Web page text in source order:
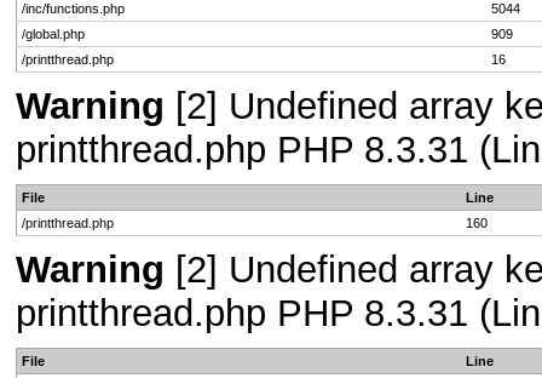
/inc/functions.php
5044
/global.php
909
/printthread.php
16
Warning [2] Undefined array
printthread.php PHP 8.3.31
File
Line
/printthread.php
160
Warning [2] Undefined array
printthread.php PHP 8.3.31
File
Line